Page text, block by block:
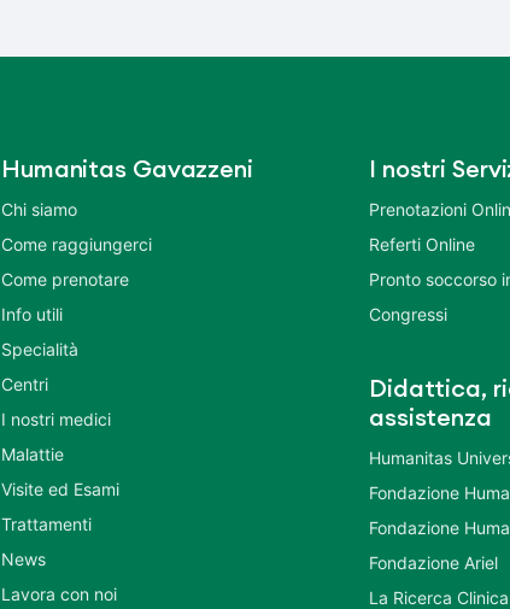
Humanitas Gavazzeni
Chi siamo
Come raggiungerci
Come prenotare
Info utili
Specialità
Centri
I nostri medici
Malattie
Visite ed Esami
Trattamenti
News
Lavora con noi
I nostri
Prenotazioni
Referti Online
Pronto soccorso
Congressi
Didattica,
assistenza
Humanitas
Fondazione
Fondazione
Fondazione Ariel
La Ricerca